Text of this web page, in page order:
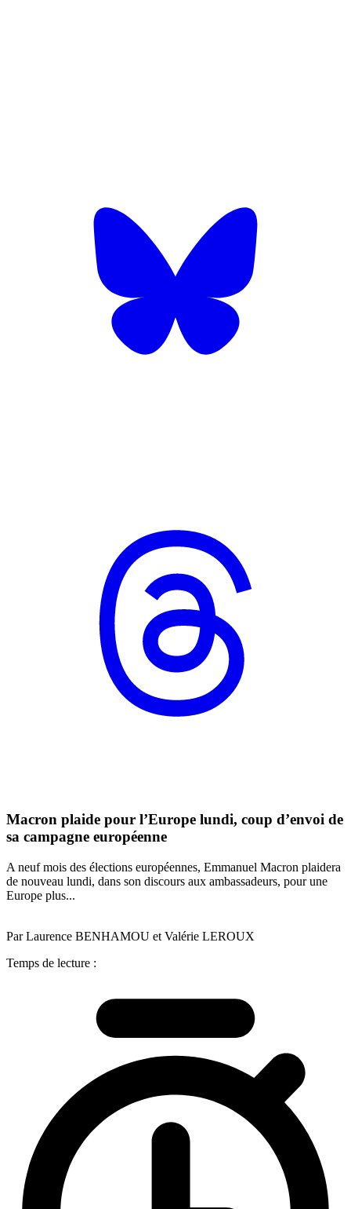
Macron plaide pour l’Europe lundi, coup d’envoi de
sa campagne européenne
A neuf mois des élections européennes, Emmanuel Macron plaidera
de nouveau lundi, dans son discours aux ambassadeurs, pour une
Europe plus...
Par Laurence BENHAMOU et Valérie LEROUX
Temps de lecture :